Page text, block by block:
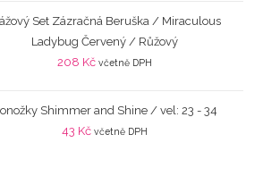
Set Zázračná Beruška / Miraculous
Ladybug Červený / Růžový
208 Kč včetně DPH
Shimmer and Shine / vel: 23 - 34
43 Kč včetně DPH